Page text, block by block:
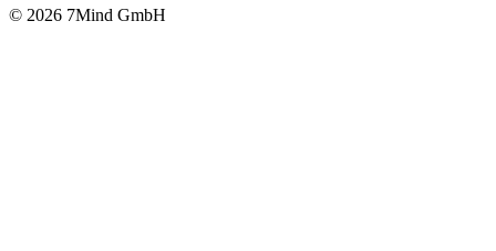
© 2026 7Mind GmbH